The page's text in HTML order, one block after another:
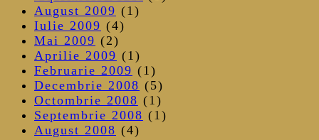
August 2009 (1)
Iulie 2009 (4)
Mai 2009 (2)
Aprilie 2009 (1)
Februarie 2009 (1)
Decembrie 2008 (5)
Octombrie 2008 (1)
Septembrie 2008 (1)
August 2008 (4)